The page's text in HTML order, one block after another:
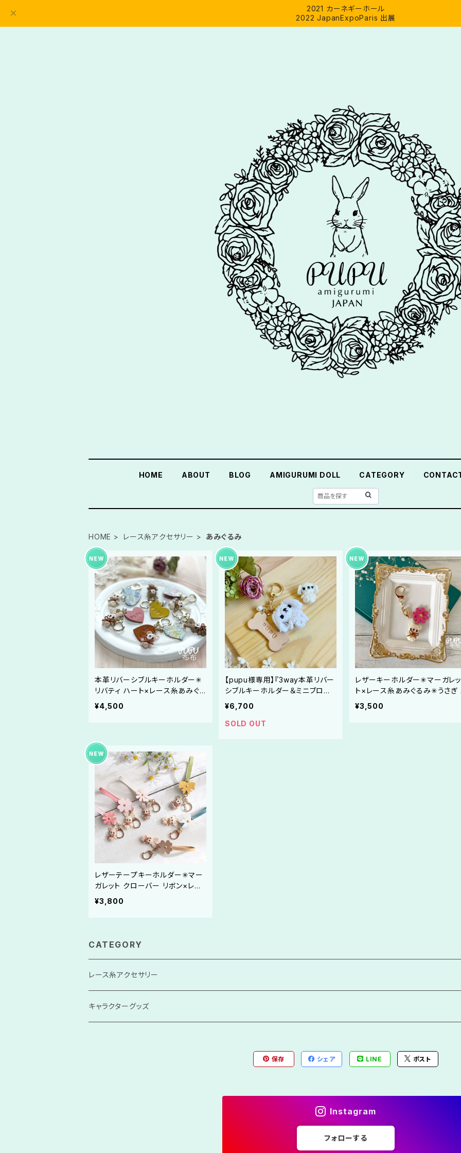
2021 カーネギーホール
2022 JapanExpoParis 出展
HOME ABOUT BLOG AMIGURUMI DOLL CATEGORY
HOME レース糸アクセサリー あみぐるみ
本革リバーシブルキーホルダー✳︎
リバティ ハート×レース糸あみぐ
るみ✳︎うさぎ くま✳︎3wayバッグチ
ャーム✳︎日本製コットンパール✳︎
¥4,500
【pupu様専用】『3way本革リバー
シブルキーホルダー＆ミニブロー
チ』レース糸あみぐるみ✳︎子犬✳︎コ
トンドテュレアール✳︎マルチーズ✳︎
リバティ✳︎日本製コットンパール✳︎
¥6,700
SOLD OUT
レザーキーホルダー✳︎マーガレッ
ト×レース糸あみぐるみ✳︎うさぎ
ま✳︎4wayバッグチャーム✳︎︎合成
革✳︎動物 «選べる組合せ☆全36
¥3,500
レザーテープキーホルダー✳︎マー
ガレット クローバー リボン×レー
ス糸あみぐるみ✳︎うさぎ テディベ
ア✳︎ 3wayバッグチャーム«選べる
¥3,800
CATEGORY
レース糸アクセサリー
ベビー・キッズ
キャラクターグッズ
保存 シェア LINE ポスト
Instagram
フォローする